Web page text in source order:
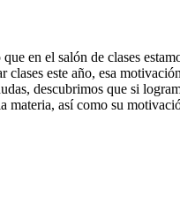
en el salón de clases
este año, esa
descubrimos que si
así como su